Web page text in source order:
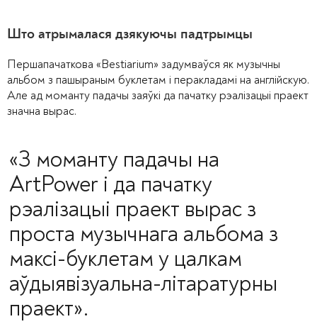
Што атрымалася дзякуючы падтрымцы
Першапачаткова «Bestiarium» задумваўся як музычны
альбом з пашыраным буклетам і перакладамі на англійскую.
Але ад моманту падачы заяўкі да пачатку рэалізацыі праект
значна вырас.
«З моманту падачы на
ArtPower і да пачатку
рэалізацыі праект вырас з
проста музычнага альбома з
максі-буклетам у цалкам
аўдыявізуальна-літаратурны
праект».